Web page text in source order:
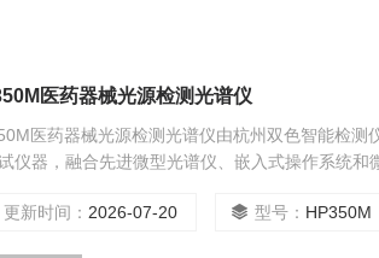
医药器械光源检测光谱仪
医药器械光源检测光谱仪由杭州双色智能检
仪器，融合先进微型光谱仪、嵌入式操作系统
。支持USB、蓝牙通讯，可连接电脑、手机等多
更新时间： 2026-07-20 型号： HP350M